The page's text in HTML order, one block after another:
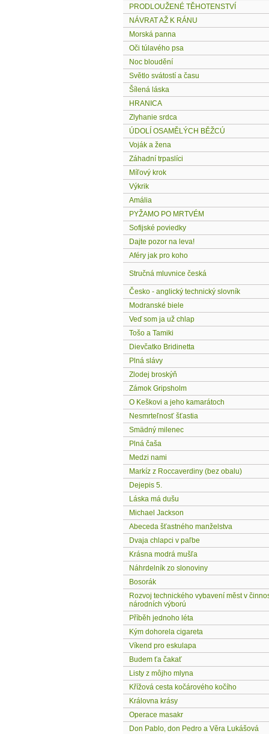
PRODLOUŽENÉ TĚHOTENSTVÍ
NÁVRAT AŽ K RÁNU
Morská panna
Oči túlavého psa
Noc bloudění
Světlo svátostí a času
Šílená láska
HRANICA
Zlyhanie srdca
ÚDOLÍ OSAMĚLÝCH BĚŽCÚ
Voják a žena
Záhadní trpaslíci
Míľový krok
Výkrik
Amália
PYŽAMO PO MRTVÉM
Sofijské poviedky
Dajte pozor na leva!
Aféry jak pro koho
Stručná mluvnice česká
Česko - anglický technický slovník
Modranské biele
Veď som ja už chlap
Tošo a Tamiki
Dievčatko Bridinetta
Plná slávy
Zlodej broskýň
Zámok Gripsholm
O Keškovi a jeho kamarátoch
Nesmrteľnosť šťastia
Smädný milenec
Plná čaša
Medzi nami
Markíz z Roccaverdiny (bez obalu)
Dejepis 5.
Láska má dušu
Michael Jackson
Abeceda šťastného manželstva
Dvaja chlapci v paľbe
Krásna modrá mušľa
Náhrdelník zo slonoviny
Bosorák
Rozvoj technického vybavení měst v
národních výború
Příběh jednoho léta
Kým dohorela cigareta
Víkend pro eskulapa
Budem ťa čakať
Listy z môjho mlyna
Křížová cesta kočárového kočího
Královna krásy
Operace masakr
Don Pablo, don Pedro a Věra Lukášová